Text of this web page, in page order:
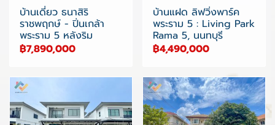
บ้านเดี่ยว ธนาสิริ
ราชพฤกษ์ - ปิ่นเกล้า
พระราม 5 หลังริม
฿7,890,000
บ้านแฝด ลิฟวิ่งพาร์ค
พระราม 5 : Living Park
Rama 5, นนทบุรี
฿4,490,000